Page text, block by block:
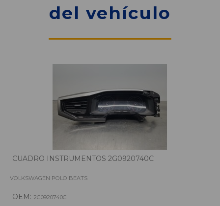
del vehículo
CUADRO INSTRUMENTOS 2G0920740C
VOLKSWAGEN POLO BEATS
OEM: 2G0920740C